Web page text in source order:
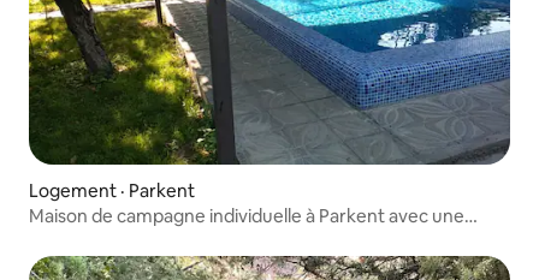
Logement · Parkent
Maison de campagne individuelle à Parkent avec une